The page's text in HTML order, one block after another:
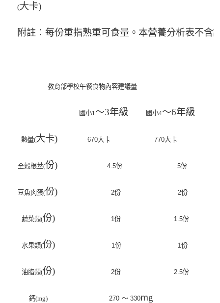
(大卡)
附註：每份重指熟重可食量。本營養分析表不含
教育部學校午餐食物內容建議量
國小1 ～3年級 國小4～6年級
熱量(大卡) 670大卡 770大卡
全穀根莖(份) 4 .5份 5份
豆魚肉蛋(份) 2份 2份
蔬菜類(份) 1份 1 5份
水果類(份) 1份 1份
油脂類(份) 2份 2. 5份
鈣(mg) 270 ～ 330mg